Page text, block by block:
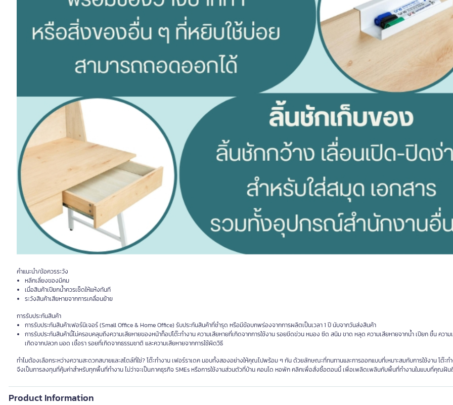
คำแนะนำ/ข้อควรระวัง
หลีกเลี่ยงของมีคม
เมื่อสินค้าเปียกน้ำควรเช็ดให้แห้งทันที
ระวังสินค้าเสียหายจากการเคลื่อนย้าย
การรับประกันสินค้า
การรับประกันสินค้าเฟอร์นิเจอร์ (Small Office & Home Office) รับประกันสินค้าที่ชำรุด หรือมีข้อบกพร่องจากการผลิตเป็นเวลา 1 ปี นับจากวันส่งสินค้า
การรับประกันสินค้านี้ไม่ครอบคลุมถึงความเสียหายของหน้าท็อปโต๊ะทำงาน ความเสียหายที่เกิดจากการใช้งาน รอยขีดข่วน หมอง ซีด สนิม ขาด หลุด ความเสียหายจากน้ำ เปียก ชื้น ความ
เกิดจากปลวก มอด เชื้อรา รอยที่เกิดจากธรรมชาติ และความเสียหายจากการใช้ผิดวิธี
ทำไมต้องเลือกระหว่างความสะดวกสบายและสไตล์ที่ใช่? โต๊ะทำงาน เฟอร์ราเดค มอบทั้งสองอย่างให้คุณไปพร้อม ๆ กัน ด้วยลักษณะที่ทนทานและการออกแบบที่เหมาะสมกับการใช้งาน โต๊ะท
จึงเป็นการลงทุนที่คุ้มค่าสำหรับทุกพื้นที่ทำงาน ไม่ว่าจะเป็นภาคธุรกิจ SMEs หรือการใช้งานส่วนตัวที่บ้าน คอนโด หอพัก คลิกเพื่อสั่งซื้อตอนนี้ เพื่อเพลิดเพลินกับพื้นที่ทำงานในแบบที่คุณฝัน
Product Information